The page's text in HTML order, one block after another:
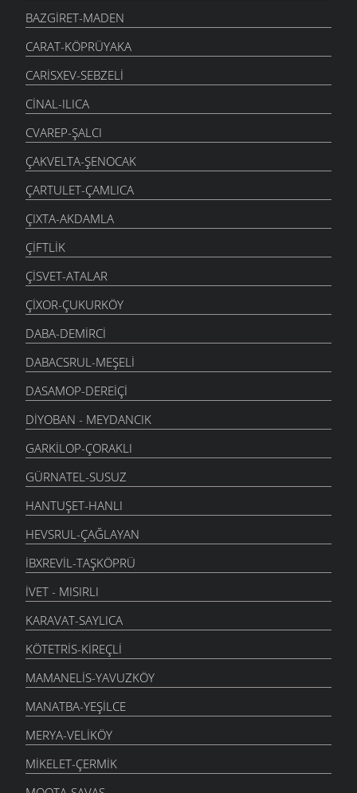
BAZGIRET-MADEN
CARAT-KÖPRÜYAKA
CARISXEV-SEBZELI
CINAL-ILICA
CVAREP-ŞALCI
ÇAKVELTA-ŞENOCAK
ÇARTULET-ÇAMLICA
ÇIXTA-AKDAMLA
ÇIFTLIK
ÇISVET-ATALAR
ÇIXOR-ÇUKURKÖY
DABA-DEMIRCI
DABACSRUL-MEŞELI
DASAMOP-DEREIÇI
DIYOBAN - MEYDANCIK
GARKILOP-ÇORAKLI
GÜRNATEL-SUSUZ
HANTUŞET-HANLI
HEVSRUL-ÇAĞLAYAN
İBXREVIL-TAŞKÖPRÜ
İVET - MISIRLI
KARAVAT-SAYLICA
KÖTETRIS-KIREÇLI
MAMANELIS-YAVUZKÖY
MANATBA-YEŞILCE
MERYA-VELIKÖY
MIKELET-ÇERMIK